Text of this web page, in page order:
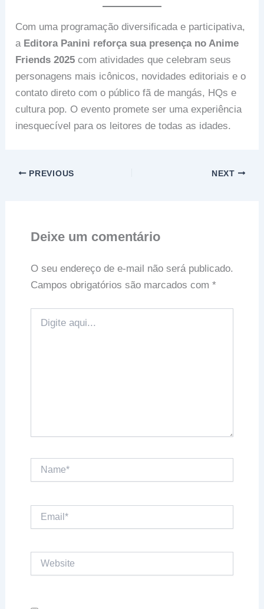
Com uma programação diversificada e participativa,
a Editora Panini reforça sua presença no Anime
Friends 2025 com atividades que celebram seus
personagens mais icônicos, novidades editoriais e o
contato direto com o público fã de mangás, HQs e
cultura pop. O evento promete ser uma experiência
inesquecível para os leitores de todas as idades.
PREVIOUS NEXT
Deixe um comentário
O seu endereço de e-mail não será publicado.
Campos obrigatórios são marcados com *
aqui...
Website